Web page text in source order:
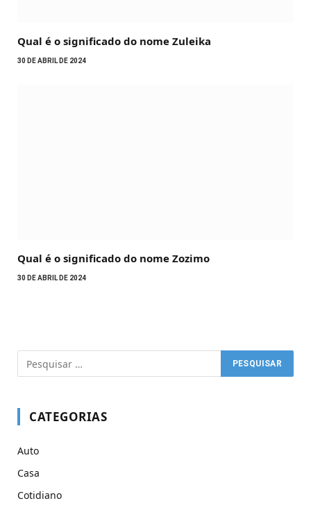
Qual é o significado do nome Zuleika
30 DE ABRIL DE 2024
Qual é o significado do nome Zozimo
30 DE ABRIL DE 2024
CATEGORIAS
Auto
Casa
Cotidiano